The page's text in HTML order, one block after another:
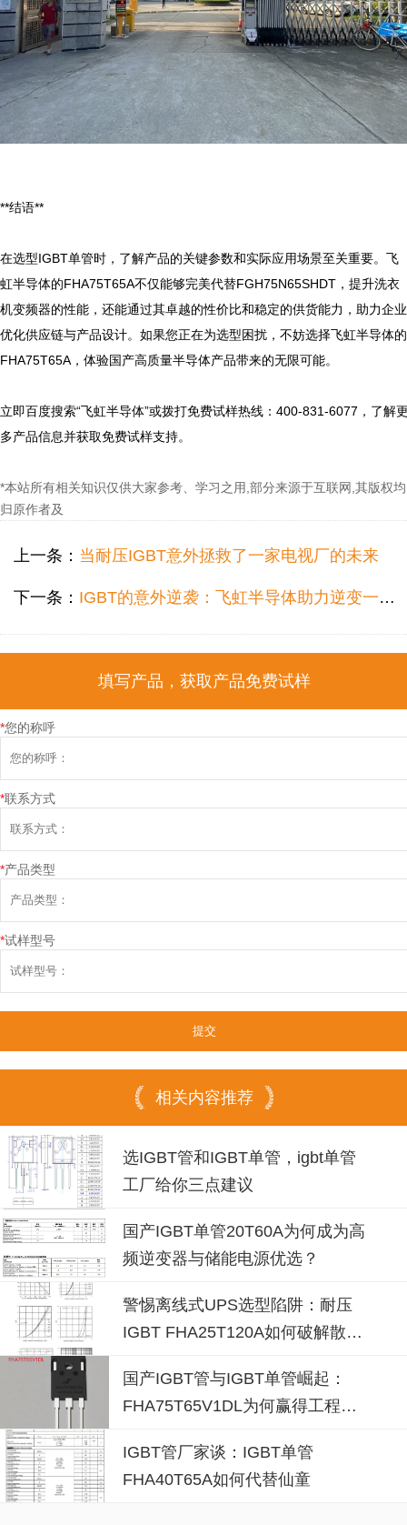
**结语**
在选型IGBT单管时，了解产品的关键参数和实际应用场景至关重要。飞
虹半导体的FHA75T65A不仅能够完美代替FGH75N65SHDT，提升洗衣
机变频器的性能，还能通过其卓越的性价比和稳定的供货能力，助力企业
优化供应链与产品设计。如果您正在为选型困扰，不妨选择飞虹半导体的
FHA75T65A，体验国产高质量半导体产品带来的无限可能。
立即百度搜索“飞虹半导体”或拨打免费试样热线：400-831-6077，了解
*本站所有相关知识仅供大家参考、学习之用,部分来源于互联网,其版权均
归原作者及
上一条： 当耐压IGBT意外拯救了一家电视厂的未来
下一条： IGBT的意外逆袭：飞虹半导体助力逆变一体机实现高效稳定
填写产品，获取产品免费试样
*您的称呼
*联系方式
*产品类型
*试样型号
相关内容推荐
选IGBT管和IGBT单管，igbt单管
工厂给你三点建议
国产IGBT单管20T60A为何成为高
频逆变器与储能电源优选？
警惕离线式UPS选型陷阱：耐压
IGBT FHA25T120A如何破解散热
国产IGBT管与IGBT单管崛起：
FHA75T65V1DL为何赢得工程师
IGBT管厂家谈：IGBT单管
FHA40T65A如何代替仙童